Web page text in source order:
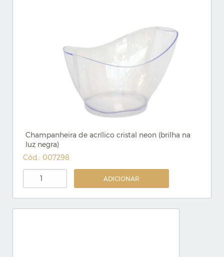
Champanheira de acrílico cristal neon (brilha na
luz negra)
Cód.: 007298
ADICIONAR